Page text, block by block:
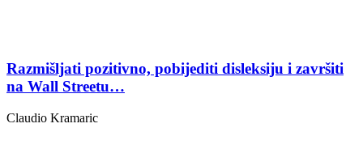
Razmišljati pozitivno, pobijediti disleksiju i završiti
na Wall Streetu…
Claudio Kramaric